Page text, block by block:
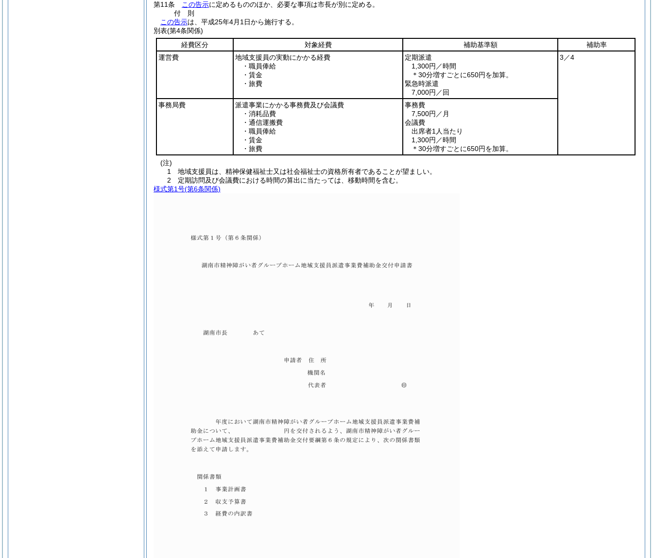
第11条
この告示に定めるもののほか、必要な事項は市長が別に定める。
付 則
この告示は、平成25年4月1日から施行する。
別表(第4条関係)
経費区分
対象経費 補助基準額
補助率
運営費
地域支援員の実動にかかる経費
・職員俸給
・賃金
・旅費
定期派遣
1,300円／時間
＊30分増すごとに650円を加算。
緊急時派遣
7,000円／回
3／4
事務局費
派遣事業にかかる事務費及び会議費
・消耗品費
・通信運搬費
・職員俸給
・賃金
・旅費
事務費
7,500円／月
会議費
出席者1人当たり
1,300円／時間
＊30分増すごとに650円を加算。
(注)
1 地域支援員は、精神保健福祉士又は社会福祉士の資格所有者であることが望ましい。
2 定期訪問及び会議費における時間の算出に当たっては、移動時間を含む。
様式第1号(第6条関係)